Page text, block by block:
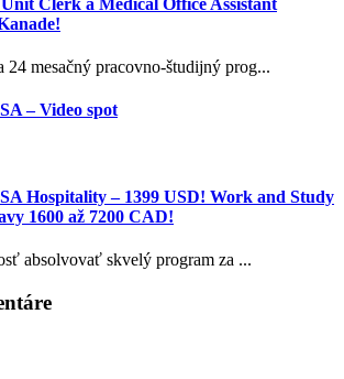
24 mesačný pracovno-študijný prog...
– Video spot
Hospitality – 1399 USD! Work and Study
1600 až 7200 CAD!
absolvovať skvelý program za ...